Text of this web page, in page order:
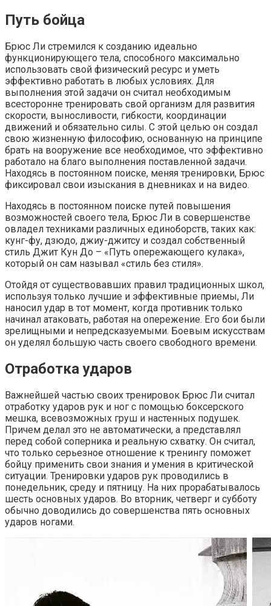
Путь бойца
Брюс Ли стремился к созданию идеально
функционирующего тела, способного максимально
использовать свой физический ресурс и уметь
эффективно работать в любых условиях. Для
выполнения этой задачи он считал необходимым
всесторонне тренировать свой организм для развития
скорости, выносливости, гибкости, координации
движений и обязательно силы. С этой целью он создал
свою жизненную философию, основанную на принципе
брать на вооружение все необходимое, что эффективно
работало на благо выполнения поставленной задачи.
Находясь в постоянном поиске, меняя тренировки, Брюс
фиксировал свои изыскания в дневниках и на видео.
Находясь в постоянном поиске путей повышения
возможностей своего тела, Брюс Ли в совершенстве
овладел техниками различных единоборств, таких как:
кунг-фу, дзюдо, джиу-джитсу и создал собственный
стиль Джит Кун До – «Путь опережающего кулака»,
который он сам называл «стиль без стиля».
Отойдя от существовавших правил традиционных школ,
используя только лучшие и эффективные приемы, Ли
наносил удар в тот момент, когда противник только
начинал атаковать, работая на опережение. Его бои были
зрелищными и непредсказуемыми. Боевым искусствам
он уделял большую часть своего свободного времени.
Отработка ударов
Важнейшей частью своих тренировок Брюс Ли считал
отработку ударов рук и ног с помощью боксерского
мешка, всевозможных груш и настенных подушек.
Причем делал это не автоматически, а представлял
перед собой соперника и реальную схватку. Он считал,
что только серьезное отношение к тренингу поможет
бойцу применить свои знания и умения в критической
ситуации. Тренировки ударов рук проводились в
понедельник, среду и пятницу. На них прорабатывалось
шесть основных ударов. Во вторник, четверг и субботу
обычно доводились до совершенства пять основных
ударов ногами.